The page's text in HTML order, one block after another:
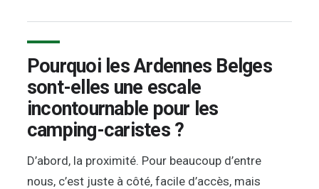
Pourquoi les Ardennes Belges
sont-elles une escale
incontournable pour les
camping-caristes ?
D’abord, la proximité. Pour beaucoup d’entre
nous, c’est juste à côté, facile d’accès, mais